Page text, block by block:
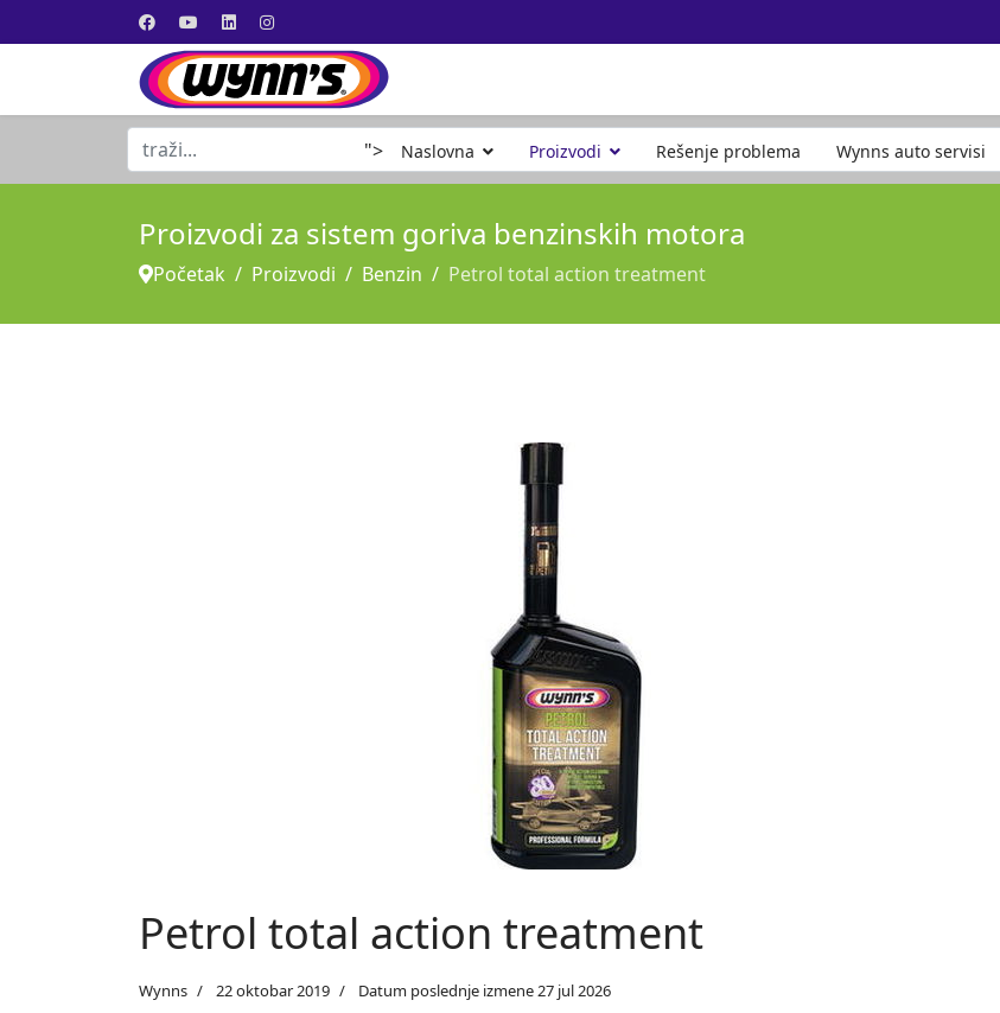
"> Naslovna Proizvodi Rešenje problema Wynns auto servisi
traži...
Proizvodi za sistem goriva benzinskih motora
Početak Proizvodi Benzin Petrol total action treatment
Petrol total action treatment
Wynns 22 oktobar 2019 Datum poslednje izmene 27 jul 2026